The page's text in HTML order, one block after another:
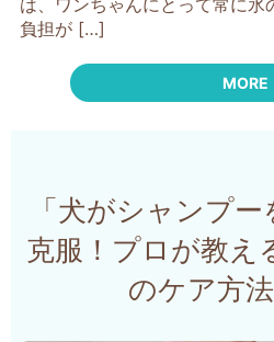
負担が […]
MORE
「犬がシャンプ
克服！プロが教え
のケア方